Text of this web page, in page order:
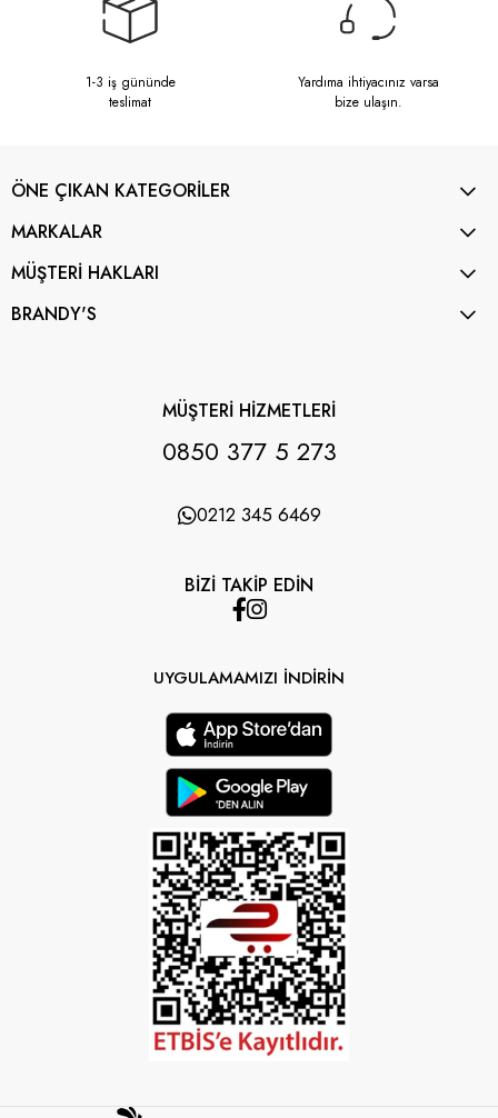
1-3 iş gününde
teslimat
Yardıma ihtiyacınız varsa
bize ulaşın.
ÖNE ÇIKAN KATEGORİLER
MARKALAR
MÜŞTERİ HAKLARI
BRANDY'S
MÜŞTERİ HİZMETLERİ
0850 377 5 273
0212 345 6469
BİZİ TAKİP EDİN
UYGULAMAMIZI İNDİRİN